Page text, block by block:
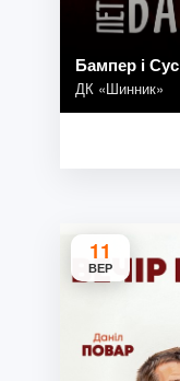
Бампер і Сус
ДК «Шинник»
11
ВЕР